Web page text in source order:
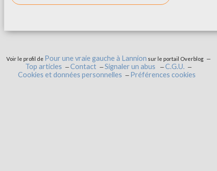
Voir le profil de Pour une vraie gauche à Lannion sur le portail Overblog
Top articles Contact Signaler un abus
C.G.U.
Cookies et données personnelles
Préférences cookies